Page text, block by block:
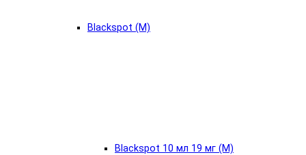
Blackspot (М)
Blackspot 10 мл 19 мг (М)